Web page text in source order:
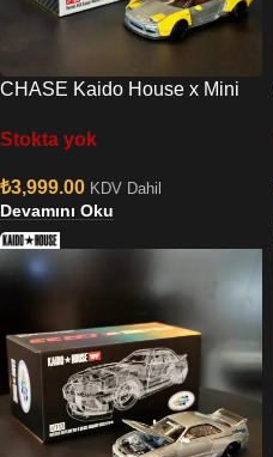
CHASE Kaido House x Mini
Works V2
Stokta yok
₺3,999.00 KDV Dahil
Devamını Oku